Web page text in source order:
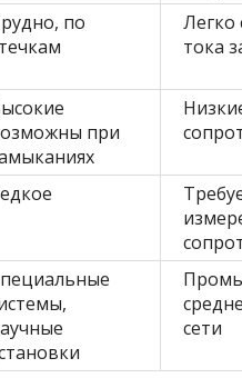
по
тока
при
сети